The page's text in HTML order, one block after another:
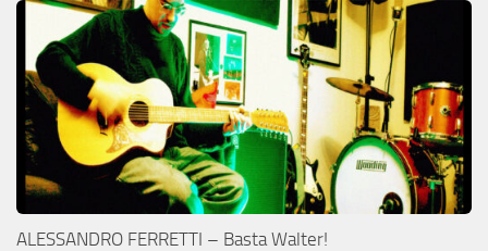
ALESSANDRO FERRETTI – Basta Walter!